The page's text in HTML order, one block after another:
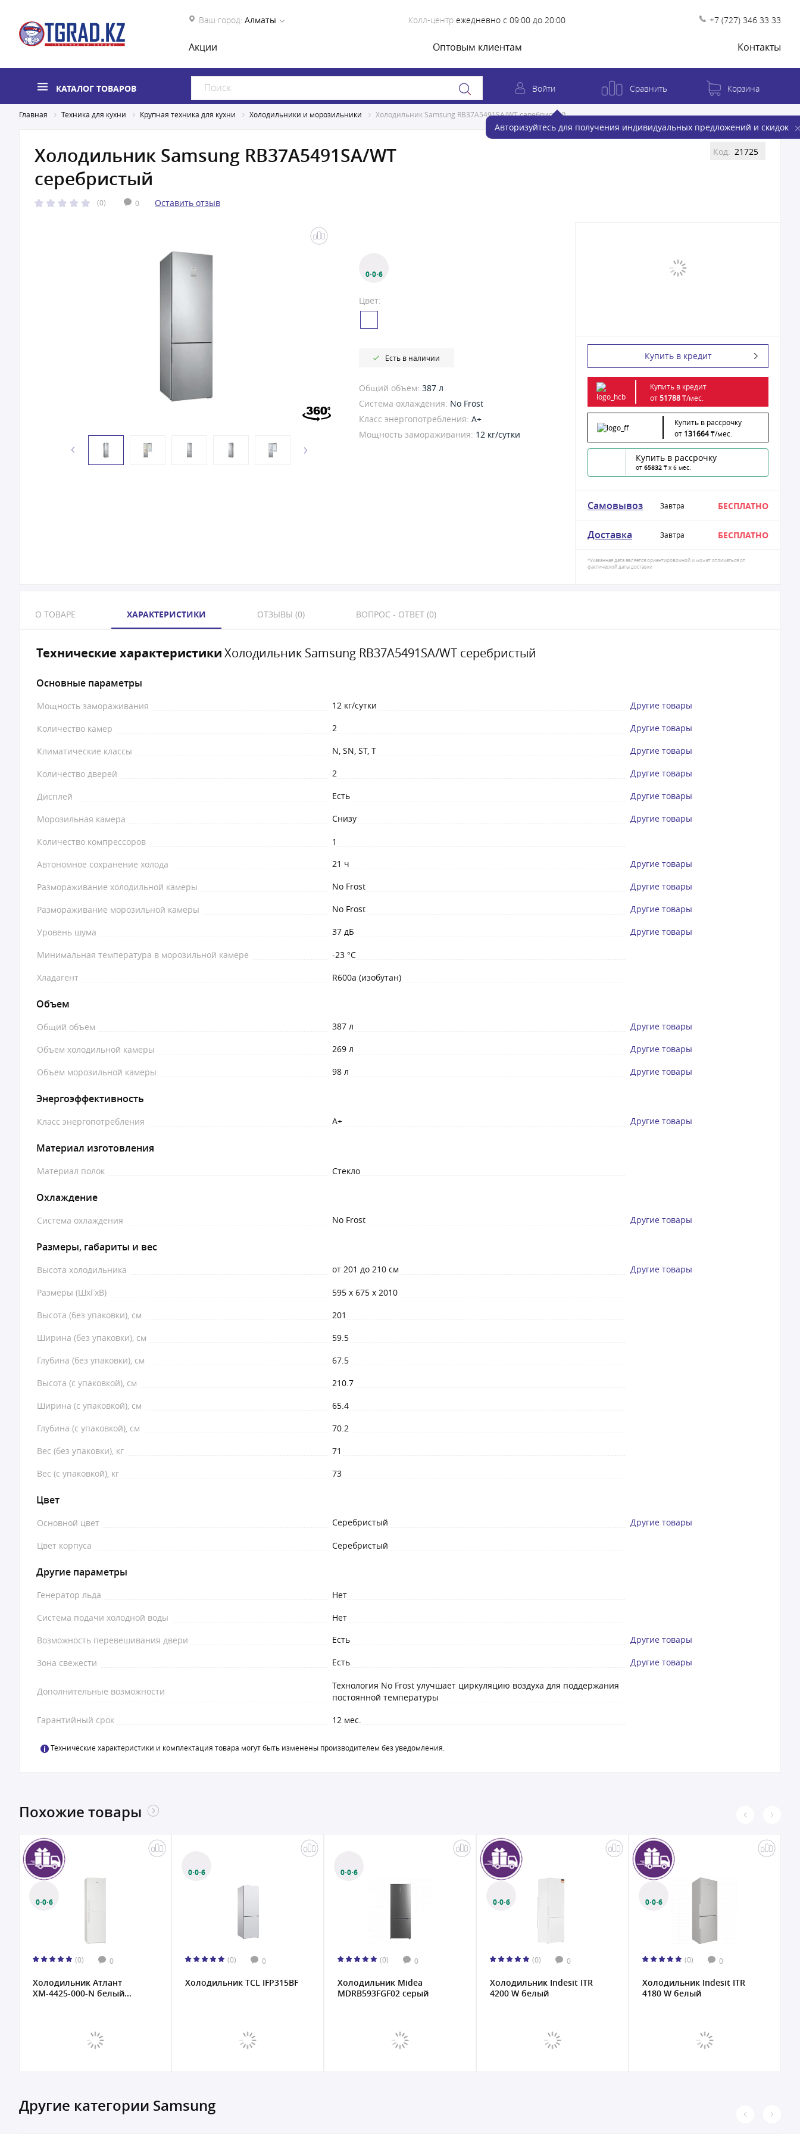
Ваш город: Алматы Колл-центр ежедневно с 09:00 до 20:00 +7 (727) 346 33 33
Акции Оптовым клиентам Контакты
КАТАЛОГ ТОВАРОВ Войти
Авторизуйтесь для получения индивидуальных предложений и скидок
Сравнить Корзина
Главная Техника для кухни Крупная техника для кухни Холодильники и морозильники Холодильник Samsung RB37A5491SA/WT серебристый
Холодильник Samsung RB37A5491SA/WT
серебристый
(0) 0 Оставить отзыв
Код: 21725
0·0·6
Цвет:
Есть в наличии
Общий объем: 387 л
Система охлаждения: No Frost
Класс энергопотребления: A+
Мощность замораживания: 12 кг/сутки
Купить в кредит
Купить в кредит
от51788₸/мес.
Купить в рассрочку
от 131664₸/мес.
Купить в рассрочку
от 65832 ₸ x 6 мес.
Самовывоз Завтра БЕСПЛАТНО
Доставка Завтра БЕСПЛАТНО
*Указанная дата является ориентировочной и может отличаться от
фактической даты доставки
О ТОВАРЕ ХАРАКТЕРИСТИКИ ОТЗЫВЫ (0) ВОПРОС - ОТВЕТ (0)
Технические характеристикиХолодильник Samsung RB37A5491SA/WT серебристый
Основные параметры
Мощность замораживания 12 кг/сутки Другие товары
Количество камер 2 Другие товары
Климатические классы N, SN, ST, T Другие товары
Количество дверей 2 Другие товары
Дисплей Есть Другие товары
Морозильная камера Снизу Другие товары
Количество компрессоров
1
Автономное сохранение холода
21 ч Другие товары
Размораживание холодильной камеры No Frost Другие товары
Размораживание морозильной камеры No Frost Другие товары
Уровень шума 37 дБ Другие товары
Минимальная температура в морозильной камере
-23 °C
Хладагент
R600a (изобутан)
Объем
Общий объем 387 л Другие товары
Объем холодильной камеры 269 л Другие товары
Объем морозильной камеры 98 л Другие товары
Энергоэффективность
Класс энергопотребления A+ Другие товары
Материал изготовления
Материал полок Стекло
Охлаждение
Система охлаждения No Frost Другие товары
Размеры, габариты и вес
Высота холодильника от 201 до 210 см Другие товары
Размеры (ШхГхВ)
595 х 675 х 2010
Высота (без упаковки), см
201
Ширина (без упаковки), см
59.5
Глубина (без упаковки), см
67.5
Высота (с упаковкой), см
210.7
Ширина (с упаковкой), см
65.4
Глубина (с упаковкой), см
70.2
Вес (без упаковки), кг
71
Вес (с упаковкой), кг
73
Цвет
Основной цвет Серебристый Другие товары
Цвет корпуса Серебристый
Другие параметры
Генератор льда
Нет
Система подачи холодной воды
Нет
Возможность перевешивания двери
Есть Другие товары
Зона свежести Есть Другие товары
Дополнительные возможности
Технология No Frost улучшает циркуляцию воздуха для поддержания
постоянной температуры
Гарантийный срок
12 мес.
Технические характеристики и комплектация товара могут быть изменены производителем без уведомления.
Похожие товары
0·0·6
(0) 0
Холодильник Атлант
ХМ-4425-000-N белый...
0·0·6
(0) 0
Холодильник TCL IFP315BF
0·0·6
(0) 0
Холодильник Midea
MDRB593FGF02 серый
0·0·6
(0) 0
Холодильник Indesit ITR
4200 W белый
0·0·6
(0) 0
Холодильник Indesit ITR
4180 W белый
Другие категории Samsung